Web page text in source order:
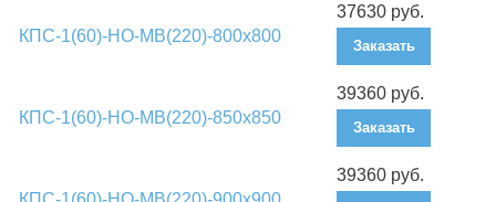
КПС-1(60)-НО-МВ(220)-800х800
37630 руб.
Заказать
КПС-1(60)-НО-МВ(220)-850х850
39360 руб.
Заказать
39360 руб.